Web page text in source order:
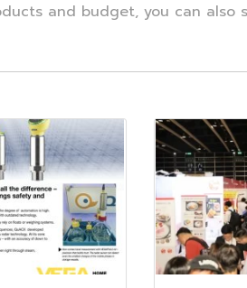
and budget, you can also